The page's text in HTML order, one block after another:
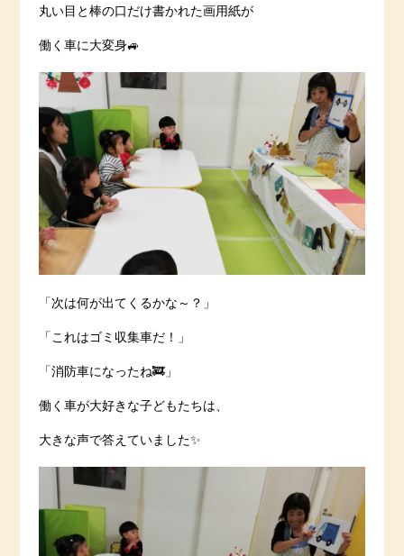
丸い目と棒の口だけ書かれた画用紙が
働く車に大変身🚙
「次は何が出てくるかな～？」
「これはゴミ収集車だ！」
「消防車になったね🚒」
働く車が大好きな子どもたちは、
大きな声で答えていました✨